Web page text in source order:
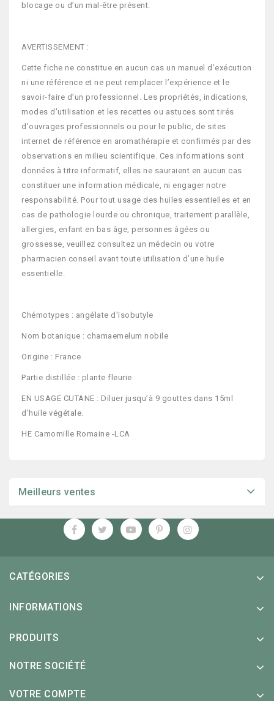
blocage ou d’un mal-être présent.
AVERTISSEMENT :
Cette fiche ne constitue en aucun cas un manuel d’exécution
ni une référence et ne peut remplacer l’expérience et le
savoir-faire d’un professionnel. Les propriétés, indications,
modes d'utilisation et les recettes ou astuces sont tirés
d'ouvrages professionnels ou pour le public, de sites
internet de référence en aromathérapie et confirmés par des
observations en milieu scientifique. Ces informations sont
données à titre informatif, elles ne sauraient en aucun cas
constituer une information médicale, ni engager notre
responsabilité. Pour tout usage des huiles essentielles et en
cas de pathologie lourde ou chronique, traitement parallèle,
allergies, enfant en bas âge, personnes âgées ou
grossesse, veuillez consultez un médecin ou votre
pharmacien conseil avant toute utilisation d’une huile
essentielle.
Chémotypes : angélate d'isobutyle
Nom botanique : chamaemelum nobile
Origine : France
Partie distillée : plante fleurie
EN USAGE CUTANE : Diluer jusqu’à 9 gouttes dans 15ml
d’huile végétale.
HE Camomille Romaine -LCA
Meilleurs ventes
CATÉGORIES
INFORMATIONS
PRODUITS
NOTRE SOCIÉTÉ
VOTRE COMPTE